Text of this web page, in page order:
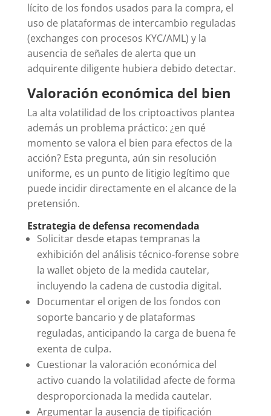
lícito de los fondos usados para la compra, el
uso de plataformas de intercambio reguladas
(exchanges con procesos KYC/AML) y la
ausencia de señales de alerta que un
adquirente diligente hubiera debido detectar.
Valoración económica del bien
La alta volatilidad de los criptoactivos plantea
además un problema práctico: ¿en qué
momento se valora el bien para efectos de la
acción? Esta pregunta, aún sin resolución
uniforme, es un punto de litigio legítimo que
puede incidir directamente en el alcance de la
pretensión.
Estrategia de defensa recomendada
Solicitar desde etapas tempranas la
exhibición del análisis técnico-forense sobre
la wallet objeto de la medida cautelar,
incluyendo la cadena de custodia digital.
Documentar el origen de los fondos con
soporte bancario y de plataformas
reguladas, anticipando la carga de buena fe
exenta de culpa.
Cuestionar la valoración económica del
activo cuando la volatilidad afecte de forma
desproporcionada la medida cautelar.
Argumentar la ausencia de tipificación